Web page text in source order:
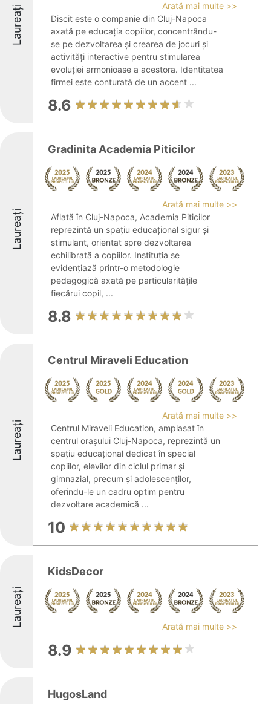
Laureați
Arată mai multe >>
Discit este o companie din Cluj-Napoca
axată pe educația copiilor, concentrându-
se pe dezvoltarea și crearea de jocuri și
activități interactive pentru stimularea
evoluției armonioase a acestora. Identitatea
firmei este conturată de un accent ...
8.6
Laureați
Gradinita Academia Piticilor
Arată mai multe >>
Aflată în Cluj-Napoca, Academia Piticilor
reprezintă un spațiu educațional sigur și
stimulant, orientat spre dezvoltarea
echilibrată a copiilor. Instituția se
evidențiază printr-o metodologie
pedagogică axată pe particularitățile
fiecărui copil, ...
8.8
Laureați
Centrul Miraveli Education
Arată mai multe >>
Centrul Miraveli Education, amplasat în
centrul orașului Cluj-Napoca, reprezintă un
spațiu educațional dedicat în special
copiilor, elevilor din ciclul primar și
gimnazial, precum și adolescenților,
oferindu-le un cadru optim pentru
dezvoltare academică ...
10
Laureați
KidsDecor
Arată mai multe >>
8.9
HugosLand